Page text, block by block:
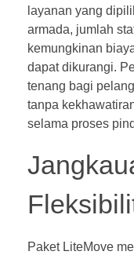
layanan yang
armada, jumlah
kemungkinan
dapat dikurangi.
tenang bagi
tanpa
selama proses
Paket LiteMove